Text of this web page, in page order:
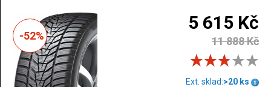
-52%
5 615 Kč
11 888 Kč
Ext. sklad:>20 ks